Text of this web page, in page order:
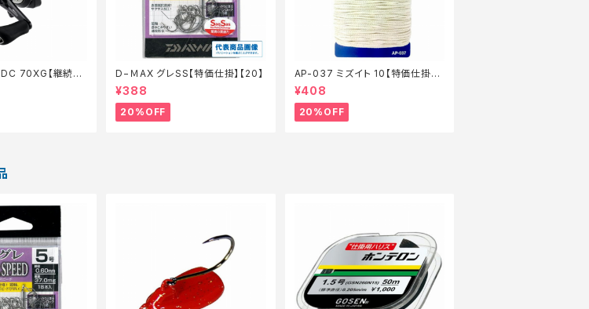
70XG【継続セ
】
D−ＭAX グレSS【特価仕掛】【20】
¥388
20%OFF
AP-037 ミズイト 10【特価仕掛】
【20】
¥408
20%OFF